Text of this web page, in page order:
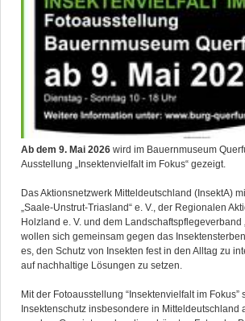
Ab dem 9. Mai 2026 wird im Bauernmuseum
Ausstellung „Insektenvielfalt im Fokus“ gezeigt.
Das Aktionsnetzwerk Mitteldeutschland (InsektA)
„Saale-Unstrut-Triasland“ e. V., der Regionalen
Holzland e. V. und dem Landschaftspflegeverband
wollen sich gemeinsam gegen das
es, den Schutz von Insekten fest in den Alltag zu
auf nachhaltige Lösungen zu setzen.
Mit der Fotoausstellung “Insektenvielfalt im Fokus”
Insektenschutz insbesondere in Mitteldeutschland